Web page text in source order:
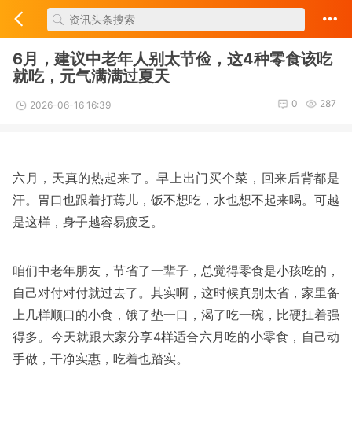
6月，建议中老年人别太节俭，这4种零食该吃
就吃，元气满满过夏天
2026-06-16 16:39 287
0
六月，天真的热起来了。早上出门买个菜，回来后背都是
汗。胃口也跟着打蔫儿，饭不想吃，水也想不起来喝。可越
是这样，身子越容易疲乏。
咱们中老年朋友，节省了一辈子，总觉得零食是小孩吃的，
自己对付对付就过去了。其实啊，这时候真别太省，家里备
上几样顺口的小食，饿了垫一口，渴了吃一碗，比硬扛着强
得多。今天就跟大家分享4样适合六月吃的小零食，自己动
手做，干净实惠，吃着也踏实。